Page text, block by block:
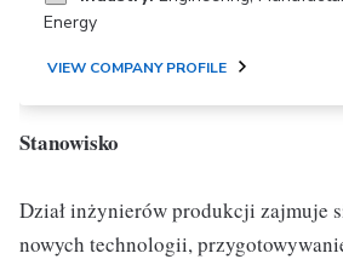
Energy
VIEW COMPANY PROFILE
Stanowisko
Dział inżynierów produkcji zajmuje
nowych technologii,